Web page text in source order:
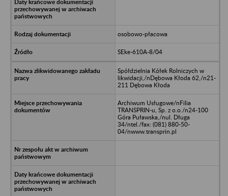
osobowo-płacowa
SEke-610A-8/04
Spółdzielnia Kółek Rolniczych w
likwidacji,/nDębowa Kłoda 62,/n21-
211 Dębowa Kłoda
Archiwum Usługowe/nFilia
TRANSPRIN-u, Sp. z o.o./n24-100
Góra Puławska,/nul. Długa
34/ntel./fax: (081) 880-50-
04/nwww.transprin.pl